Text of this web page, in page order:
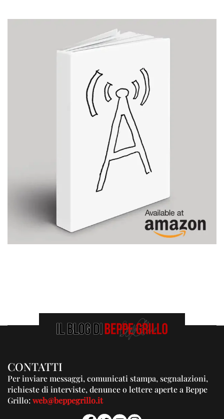
CONTATTI
Per inviare messaggi, comunicati stampa, segnalazioni,
richieste di interviste, denunce o lettere aperte a Beppe
Grillo:web@beppegrillo.it